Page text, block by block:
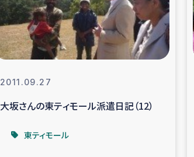
石巻市街地在宅被災
仮設住宅生活支援・農業
インターン・ボランティ
居場所づくり
2011.09.27
大坂さんの東ティモール派遣日記（12）
東ティモール